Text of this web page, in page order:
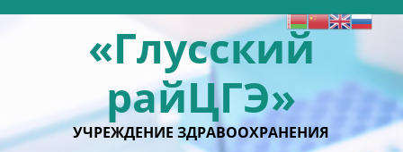
Перейти
содержимому«Глусский
райЦГЭ»
УЧРЕЖДЕНИЕ ЗДРАВООХРАНЕНИЯ